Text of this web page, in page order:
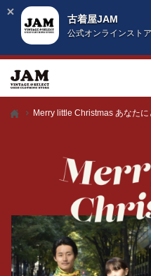
古着屋JAM
公式オンラインスト
Merry little Christmas あなた